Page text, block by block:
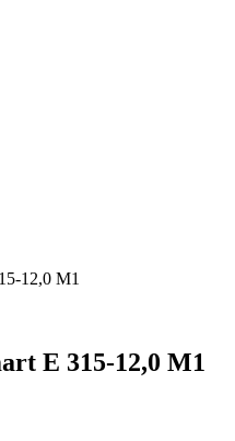
12,0 M1
E 315-12,0 M1